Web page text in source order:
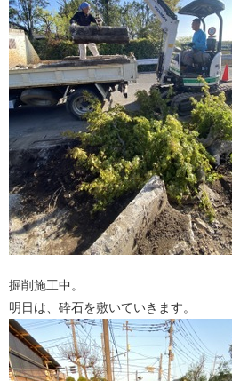
掘削施工中。
明日は、砕石を敷いていきます。